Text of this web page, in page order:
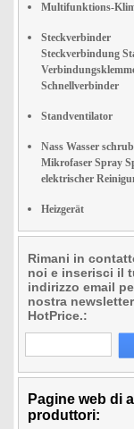
Multifunktions-
Steckverbinder
Steckverbindung
Schnellverbinder
Standventilator
Nass Wasser
Mikrofaser Spray
elektrischer
Heizgerät
Rimani in
noi e inserisci il
indirizzo email
nostra newsletter
HotPrice.:
Pagine web di
produttori: